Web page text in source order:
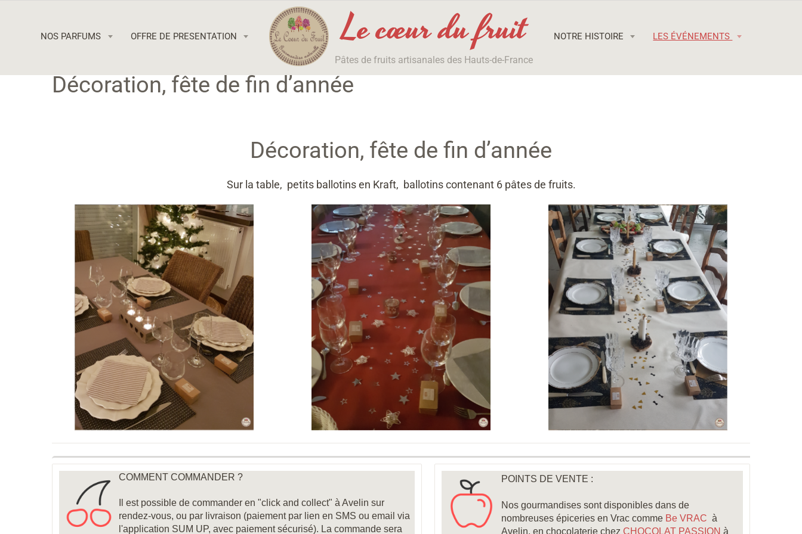
NOS PARFUMS OFFRE DE PRESENTATION Le cœur du fruit
Pâtes de fruits artisanales des Hauts-de-France
NOTRE HISTOIRE LES ÉVÉNEMENTS
Décoration, fête de fin d’année
Décoration, fête de fin d’année
Sur la table, petits ballotins en Kraft, ballotins contenant 6 pâtes de fruits.
COMMENT COMMANDER ?
Il est possible de commander en "click and collect" à Avelin sur
rendez-vous, ou par livraison (paiement par lien en SMS ou email via
l'application SUM UP, avec paiement sécurisé). La commande sera
POINTS DE VENTE :
Nos gourmandises sont disponibles dans de
nombreuses épiceries en Vrac comme Be VRAC à
Avelin, en chocolaterie chez CHOCOLAT PASSION à